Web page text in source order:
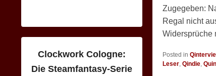
Zugegeben:
Regal nicht
Widersprüche
Posted in
Leser Qindie
Clockwork Cologne:
Die Steamfantasy-Serie